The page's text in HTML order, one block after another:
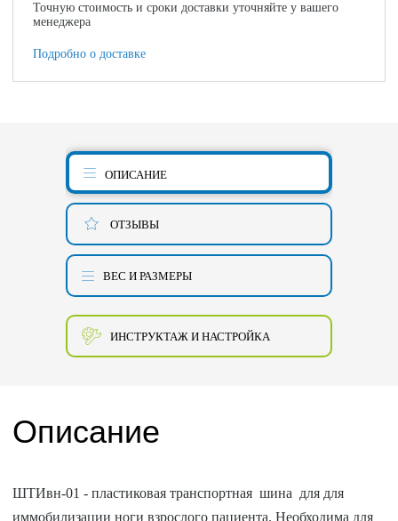
Точную стоимость и сроки доставки уточняйте у вашего
менеджера
Подробно о доставке
ОПИСАНИЕ
ОТЗЫВЫ
ВЕС И РАЗМЕРЫ
ИНСТРУКТАЖ И НАСТРОЙКА
Описание
ШТИвн-01 - пластиковая транспортная шина для для
иммобилизации ноги взрослого пациента. Необходима для